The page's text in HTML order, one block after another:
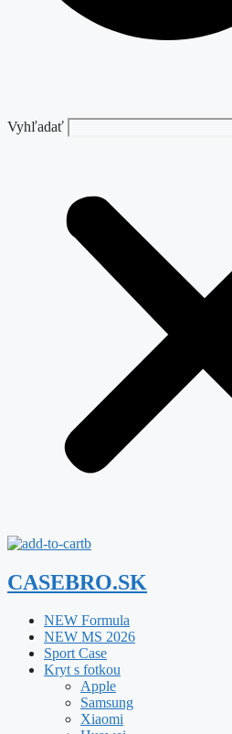
Vyhľadať
CASEBRO.SK
NEW Formula
NEW MS 2026
Sport Case
Kryt s fotkou
Apple
Samsung
Xiaomi